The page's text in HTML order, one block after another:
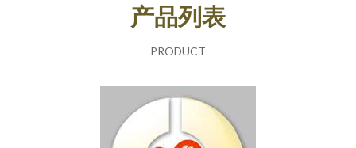
产品列表
PRODUCT